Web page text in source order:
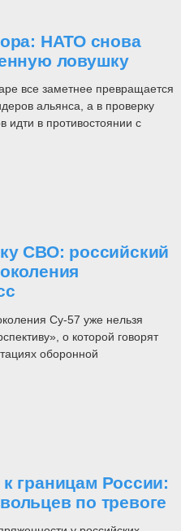
НАТО снова
ловушку
все заметнее превращается
альянса, а в проверку
идти в противостоянии с
СВО: российский
Су-57 уже нельзя
о которой говорят
оборонной
границам России:
по тревоге